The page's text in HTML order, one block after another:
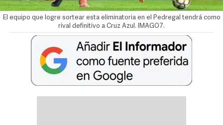
El equipo que logre sortear esta eliminatoria en el Pedregal tendrá como
rival definitivo a Cruz Azul. IMAGO7.